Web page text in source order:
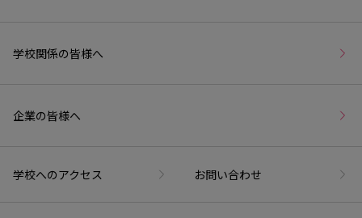
学校関係の皆様へ
企業の皆様へ
学校へのアクセス お問い合わせ